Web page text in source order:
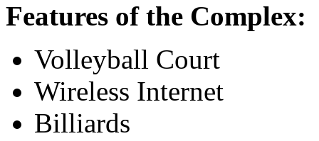
Features of the Complex:
Volleyball Court
Wireless Internet
Billiards